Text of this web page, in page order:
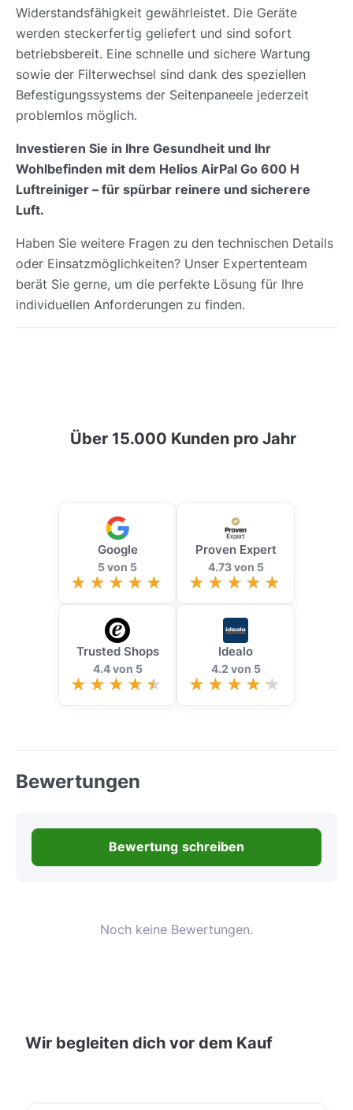
Widerstandsfähigkeit gewährleistet. Die Geräte
werden steckerfertig geliefert und sind sofort
betriebsbereit. Eine schnelle und sichere Wartung
sowie der Filterwechsel sind dank des speziellen
Befestigungssystems der Seitenpaneele jederzeit
problemlos möglich.
Investieren Sie in Ihre Gesundheit und Ihr
Wohlbefinden mit dem Helios AirPal Go 600 H
Luftreiniger – für spürbar reinere und sicherere
Luft.
Haben Sie weitere Fragen zu den technischen Details
oder Einsatzmöglichkeiten? Unser Expertenteam
berät Sie gerne, um die perfekte Lösung für Ihre
individuellen Anforderungen zu finden.
Über 15.000 Kunden pro Jahr
Google
5 von 5
Proven Expert
4.73 von 5
Trusted Shops
4.4 von 5
Idealo
4.2 von 5
Bewertungen
Bewertung schreiben
Noch keine Bewertungen.
Wir begleiten dich vor dem Kauf